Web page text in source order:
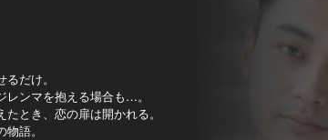
だけ。
レンマを抱える場合も…。
とき、恋の扉は開かれる。
語。